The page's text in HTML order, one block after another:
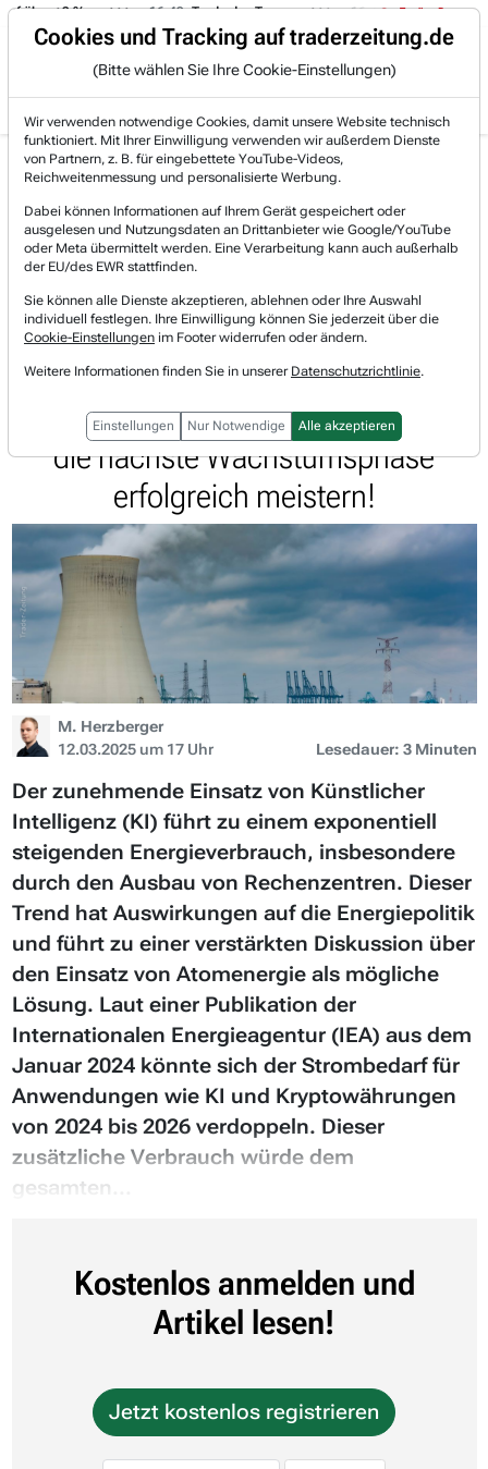
Trading-Room
über +3 %. 16:49 Trade des Tages 16:44 Trade des Tages
Gratis Account Login
Jetzt registrieren und gratis Artikel lesen.
Bereits bei TraderFox registriert? Jetzt anmelden!
Home Börsen-Nachrichten
Trading-Sektionen
Uranium Energy Corp. (UEC): Stifel sieht 105 % Kur...
Uranium Energy Watchlist
Uranium Energy Corp. (UEC): Stifel
sieht 105 % Kurspotenzial - Der
Konzern dürfte gemäß der Expertin
die nächste Wachstumsphase
erfolgreich meistern!
M. Herzberger
12.03.2025 um 17 Uhr
Lesedauer: 3 Minuten
Der zunehmende Einsatz von Künstlicher
Intelligenz (KI) führt zu einem exponentiell
steigenden Energieverbrauch, insbesondere
durch den Ausbau von Rechenzentren. Dieser
Trend hat Auswirkungen auf die Energiepolitik
und führt zu einer verstärkten Diskussion über
den Einsatz von Atomenergie als mögliche
Lösung. Laut einer Publikation der
Internationalen Energieagentur (IEA) aus dem
Januar 2024 könnte sich der Strombedarf für
Anwendungen wie KI und Kryptowährungen
von 2024 bis 2026 verdoppeln. Dieser
zusätzliche Verbrauch würde dem
gesamten...
Kostenlos anmelden und
Artikel lesen!
Jetzt kostenlos registrieren
Cookies und Tracking auf traderzeitung.de
(Bitte wählen Sie Ihre Cookie-Einstellungen)
Wir verwenden notwendige Cookies, damit unsere Website technisch
funktioniert. Mit Ihrer Einwilligung verwenden wir außerdem Dienste
von Partnern, z. B. für eingebettete YouTube-Videos,
Reichweitenmessung und personalisierte Werbung.
Dabei können Informationen auf Ihrem Gerät gespeichert oder
ausgelesen und Nutzungsdaten an Drittanbieter wie Google/YouTube
oder Meta übermittelt werden. Eine Verarbeitung kann auch außerhalb
der EU/des EWR stattfinden.
Sie können alle Dienste akzeptieren, ablehnen oder Ihre Auswahl
individuell festlegen. Ihre Einwilligung können Sie jederzeit über die
Cookie-Einstellungen im Footer widerrufen oder ändern.
Weitere Informationen finden Sie in unserer Datenschutzrichtlinie.
Einstellungen Nur Notwendige Alle akzeptieren